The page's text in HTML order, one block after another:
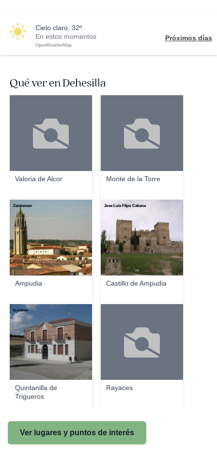
cielo claro, 32º
En estos momentos
OpenWeatherMap
Próximos días
Qué ver en Dehesilla
Valoria de Alcor Monte de la Torre
Ampudia
Zarateman
Castillo de Ampudia
Jose Luis Filpo Cabana
Quintanilla de
Trigueros
lc.mateo
Rayaces
Ver lugares y puntos de interés